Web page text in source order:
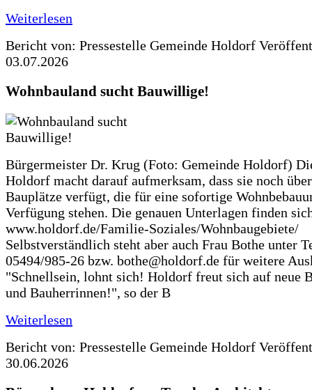
Weiterlesen
Bericht von: Pressestelle Gemeinde Holdorf
03.07.2026
Wohnbauland sucht Bauwillige!
Bürgermeister Dr. Krug (Foto: Gemeinde Holdorf)
Holdorf macht darauf aufmerksam, dass sie noch
Bauplätze verfügt, die für eine sofortige
Verfügung stehen. Die genauen Unterlagen finden
www.holdorf.de/Familie-Soziales/Wohnbaugebiete/
Selbstverständlich steht aber auch Frau Bothe unter
05494/985-26 bzw. bothe@holdorf.de für weitere
"Schnellsein, lohnt sich! Holdorf freut sich auf neue
und Bauherrinnen!", so der B
Weiterlesen
Bericht von: Pressestelle Gemeinde Holdorf
30.06.2026